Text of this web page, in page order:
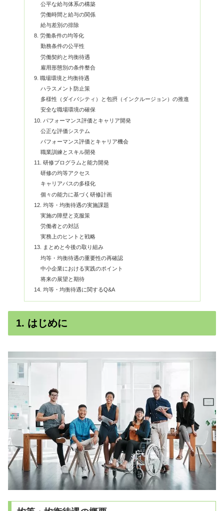
公平な給与体系の構築
労働時間と給与の関係
給与差別の排除
8. 労働条件の均等化
勤務条件の公平性
労働契約と均衡待遇
雇用形態別の条件整合
9. 職場環境と均衡待遇
ハラスメント防止策
多様性（ダイバシティ）と包摂（インクルージョン）の推進
安全な職場環境の確保
10. パフォーマンス評価とキャリア開発
公正な評価システム
パフォーマンス評価とキャリア機会
職業訓練とスキル開発
11. 研修プログラムと能力開発
研修の均等アクセス
キャリアパスの多様化
個々の能力に基づく研修計画
12. 均等・均衡待遇の実施課題
実施の障壁と克服策
労働者との対話
実務上のヒントと戦略
13. まとめと今後の取り組み
均等・均衡待遇の重要性の再確認
中小企業における実践のポイント
将来の展望と期待
14. 均等・均衡待遇に関するQ&A
1. はじめに